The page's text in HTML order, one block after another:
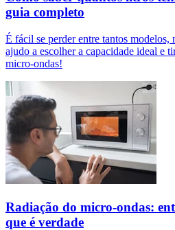
guia completo
É fácil se perder entre tantos modelos,
ajudo a escolher a capacidade ideal e
micro-ondas!
Radiação do micro-ondas:
que é verdade